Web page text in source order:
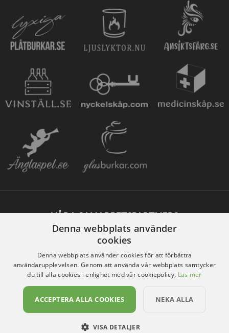
VÅRA SAMARBETSPARTNERS
Denna webbplats använder
cookies
Denna webbplats använder cookies för att förbättra
användarupplevelsen. Genom att använda vår webbplats samtycker
du till alla cookies i enlighet med vår cookiepolicy. Läs mer
ACCEPTERA ALLA COOKIES NEKA ALLA
VISA DETALJER